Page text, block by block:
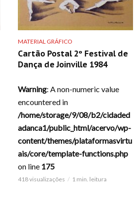
MATERIAL GRÁFICO
Cartão Postal 2º Festival de
Dança de Joinville 1984
Warning: A non-numeric value
encountered in
/home/storage/9/08/b2/cidaded
adanca1/public_html/acervo/wp-
content/themes/plataformasvirtu
ais/core/template-functions.php
on line 175
418 visualizações 1 min. leitura